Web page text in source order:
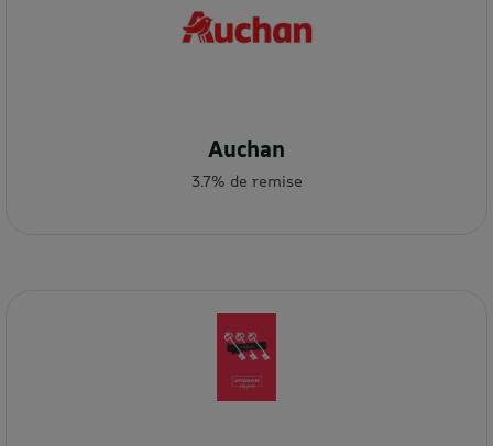
Auchan
3.7% de remise